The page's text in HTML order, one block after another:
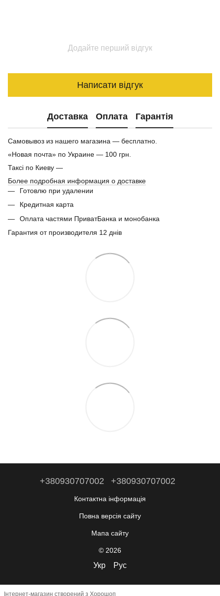
Додайте перший відгук
Написати відгук
Доставка Оплата Гарантія
Самовывоз из нашего магазина — бесплатно.
«Новая почта» по Украине — 100 грн.
Таксі по Киеву —
Более подробная информация о доставке
Готовлю при удалении
Кредитная карта
Оплата частями ПриватБанка и монобанка
Гарантия от производителя 12 днів
+380930707002 +380930707002
Контактна інформація
Повна версія сайту
Мапа сайту
© 2026
Укр Рус
Інтернет-магазин створений з Хорошоп